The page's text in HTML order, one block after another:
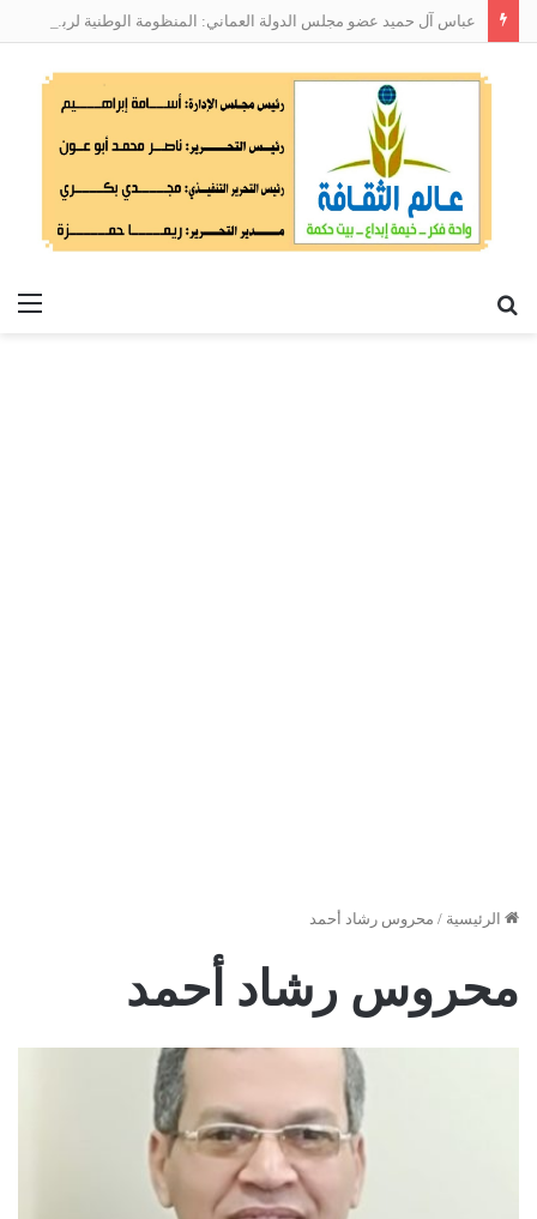
عباس آل حميد عضو مجلس الدولة العماني: المنظومة الوطنية لربط التوظيف بالمهارات تعالج البطالة من جذورها
الرئيسية / محروس رشاد أحمد
محروس رشاد أحمد